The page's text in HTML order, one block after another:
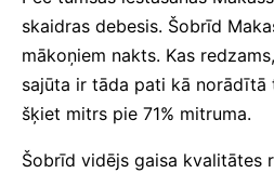
skaidras debesis. Šobrīd
mākoņiem nakts. Kas
sajūta ir tāda pati kā norādītā
šķiet mitrs pie 71% mitruma.
Šobrīd vidējs gaisa kvalitātes